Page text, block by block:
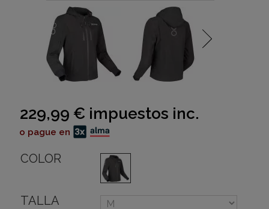
229,99 € impuestos inc.
o pague en
COLOR
TALLA